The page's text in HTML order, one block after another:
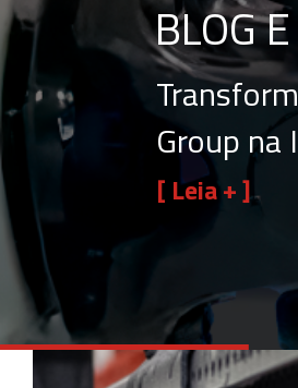
Group na
[ Leia + ]
BLOG E